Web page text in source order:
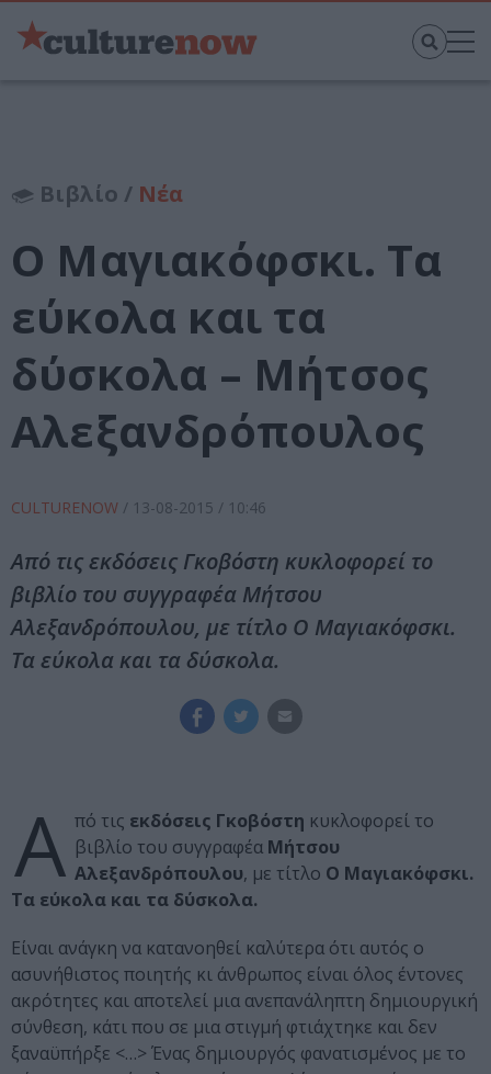
Βιβλίο / Νέα
Ο Μαγιακόφσκι. Τα
εύκολα και τα
δύσκολα – Μήτσος
Αλεξανδρόπουλος
CULTURENOW / 13-08-2015 / 10:46
Από τις εκδόσεις Γκοβόστη κυκλοφορεί το
βιβλίο του συγγραφέα Μήτσου
Αλεξανδρόπουλου, με τίτλο Ο Μαγιακόφσκι.
Τα εύκολα και τα δύσκολα.
Α πό τις εκδόσεις Γκοβόστη κυκλοφορεί το
βιβλίο του συγγραφέα Μήτσου
Αλεξανδρόπουλου, με τίτλο Ο Μαγιακόφσκι.
Τα εύκολα και τα δύσκολα.
Είναι ανάγκη να κατανοηθεί καλύτερα ότι αυτός ο
ασυνήθιστος ποιητής κι άνθρωπος είναι όλος έντονες
ακρότητες και αποτελεί μια ανεπανάληπτη δημιουργική
σύνθεση, κάτι που σε μια στιγμή φτιάχτηκε και δεν
ξαναϋπήρξε <…> Ένας δημιουργός φανατισμένος με το